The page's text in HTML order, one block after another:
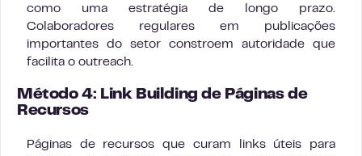
como uma estratégia de longo prazo.
Colaboradores regulares em publicações
importantes do setor constroem autoridade que
facilita o outreach.
Método 4: Link Building de Páginas de
Recursos
Páginas de recursos que curam links úteis para